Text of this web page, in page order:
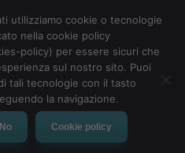
utilizziamo cookie o tecnologie
nella cookie policy
policy) per essere sicuri che
sul nostro sito. Puoi
tali tecnologie con il tasto
la navigazione.
No Cookie policy